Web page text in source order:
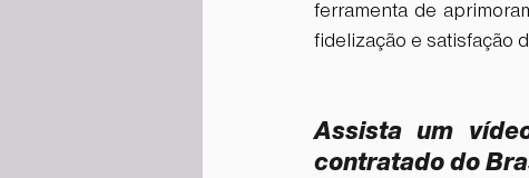
ferramenta de
fidelização e satisfação
Assista um
contratado do